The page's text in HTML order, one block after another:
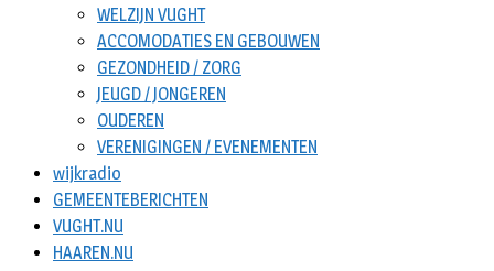
WELZIJN VUGHT
ACCOMODATIES EN GEBOUWEN
GEZONDHEID / ZORG
JEUGD / JONGEREN
OUDEREN
VERENIGINGEN / EVENEMENTEN
wijkradio
GEMEENTEBERICHTEN
VUGHT.NU
HAAREN.NU